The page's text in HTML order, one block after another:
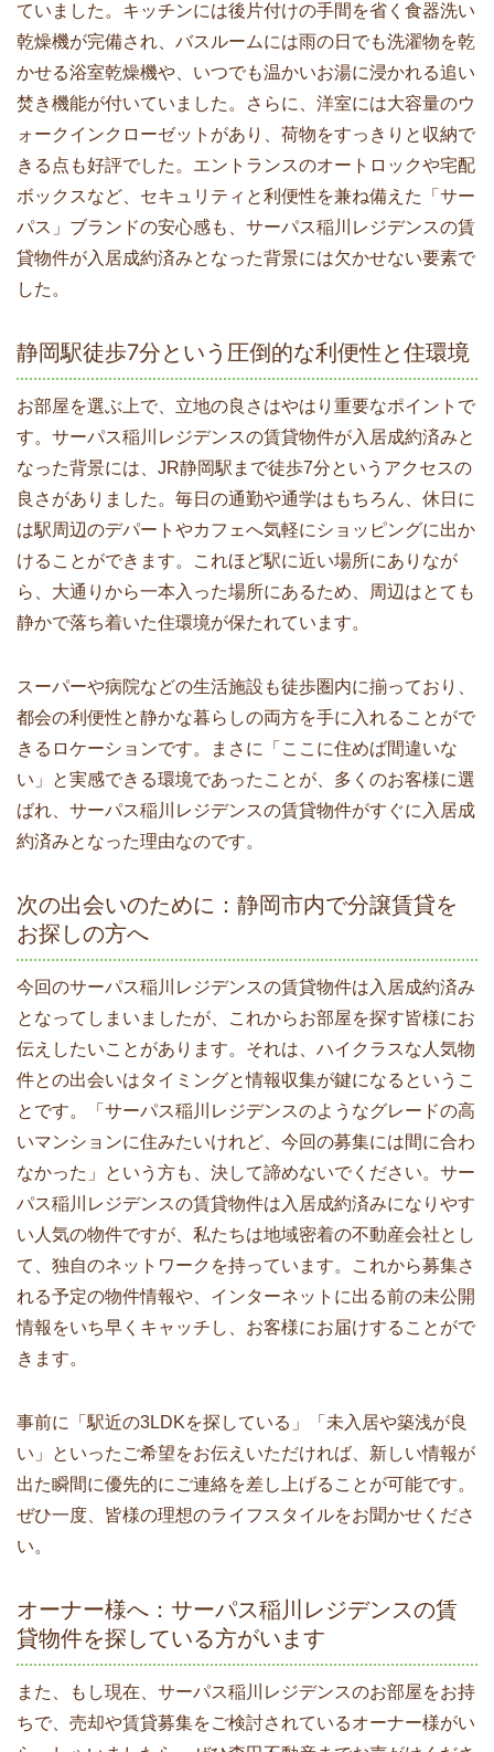
ていました。キッチンには後片付けの手間を省く食器洗い
乾燥機が完備され、バスルームには雨の日でも洗濯物を乾
かせる浴室乾燥機や、いつでも温かいお湯に浸かれる追い
焚き機能が付いていました。さらに、洋室には大容量のウ
ォークインクローゼットがあり、荷物をすっきりと収納で
きる点も好評でした。エントランスのオートロックや宅配
ボックスなど、セキュリティと利便性を兼ね備えた「サー
パス」ブランドの安心感も、サーパス稲川レジデンスの賃
貸物件が入居成約済みとなった背景には欠かせない要素で
した。
静岡駅徒歩7分という圧倒的な利便性と住環境
お部屋を選ぶ上で、立地の良さはやはり重要なポイントで
す。サーパス稲川レジデンスの賃貸物件が入居成約済みと
なった背景には、JR静岡駅まで徒歩7分というアクセスの
良さがありました。毎日の通勤や通学はもちろん、休日に
は駅周辺のデパートやカフェへ気軽にショッピングに出か
けることができます。これほど駅に近い場所にありなが
ら、大通りから一本入った場所にあるため、周辺はとても
静かで落ち着いた住環境が保たれています。
スーパーや病院などの生活施設も徒歩圏内に揃っており、
都会の利便性と静かな暮らしの両方を手に入れることがで
きるロケーションです。まさに「ここに住めば間違いな
い」と実感できる環境であったことが、多くのお客様に選
ばれ、サーパス稲川レジデンスの賃貸物件がすぐに入居成
約済みとなった理由なのです。
次の出会いのために：静岡市内で分譲賃貸を
お探しの方へ
今回のサーパス稲川レジデンスの賃貸物件は入居成約済み
となってしまいましたが、これからお部屋を探す皆様にお
伝えしたいことがあります。それは、ハイクラスな人気物
件との出会いはタイミングと情報収集が鍵になるというこ
とです。「サーパス稲川レジデンスのようなグレードの高
いマンションに住みたいけれど、今回の募集には間に合わ
なかった」という方も、決して諦めないでください。サー
パス稲川レジデンスの賃貸物件は入居成約済みになりやす
い人気の物件ですが、私たちは地域密着の不動産会社とし
て、独自のネットワークを持っています。これから募集さ
れる予定の物件情報や、インターネットに出る前の未公開
情報をいち早くキャッチし、お客様にお届けすることがで
きます。
事前に「駅近の3LDKを探している」「未入居や築浅が良
い」といったご希望をお伝えいただければ、新しい情報が
出た瞬間に優先的にご連絡を差し上げることが可能です。
ぜひ一度、皆様の理想のライフスタイルをお聞かせくださ
い。
オーナー様へ：サーパス稲川レジデンスの賃
貸物件を探している方がいます
また、もし現在、サーパス稲川レジデンスのお部屋をお持
ちで、売却や賃貸募集をご検討されているオーナー様がい